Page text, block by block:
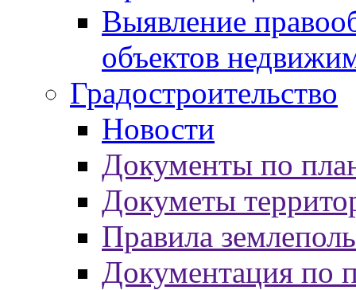
Выявление
объектов
Градостроительство
Новости
Документы по
Докуметы
Правила
Документация по